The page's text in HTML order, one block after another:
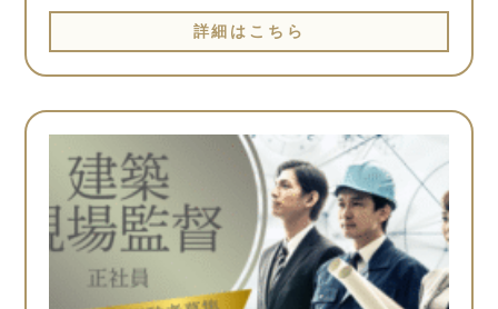
詳細はこちら